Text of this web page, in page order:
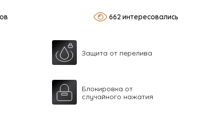
662 интересовались
Защита от перелива
Блокировка от
случайного нажатия